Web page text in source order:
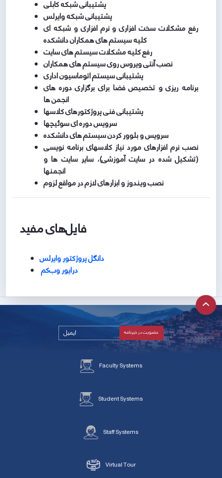
پشتیبانی شبکه وایرلس
رفع مشکلات سخت افزاری و نرم افزاری و شبکه ای
کلیه سیستم های همکاران دانشکده
رفع کلیه مشکلات سیستم های سایت
نصب آنتی ویروس روی سیستم های همکاران
پشتیبانی سیستم اتوماسیون اداری
برنامه ریزی و تخصیص فضا برای برگزاری دوره های
انجمن ها
پشتیبانی فنی پروژکتورهای کلاسها
سرویس دوره ای سوئیچها
سرویس و بلوور کردن سیستم های دانشکده
نصب نرم افزارهای مورد نیاز کلاسهای برنامه نویسی
(تشکیل شده در سایت آموزشی)، سایر سایت ها و
انجمنها
نصب ویندوز و ابزارهای لازم در مواقع لزوم
فایل‌های مفید
دانگل پروژکتور وایرلس
درایور وب‌کم
Faculty Systems
Student Systems
Staff Systems
Virtual Tour